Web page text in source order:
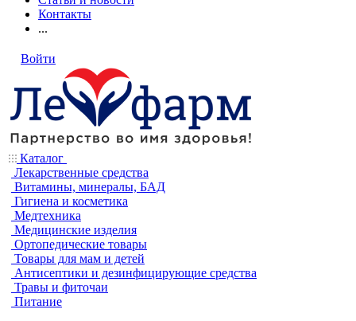
Контакты
...
Войти
Каталог
Лекарственные средства
Витамины, минералы, БАД
Гигиена и косметика
Медтехника
Медицинские изделия
Ортопедические товары
Товары для мам и детей
Антисептики и дезинфицирующие средства
Травы и фиточаи
Питание